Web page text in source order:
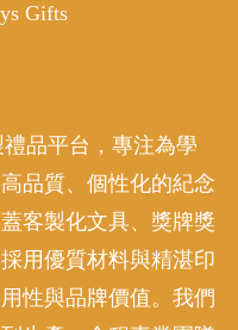
Gifts
品平台，專注為學
品質、個性化的紀念
客製化文具、獎牌獎
用優質材料與精湛印
性與品牌價值。我們